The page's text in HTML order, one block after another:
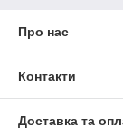
Про нас
Контакти
Доставка та